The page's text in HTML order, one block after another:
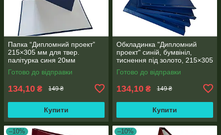
Папка “Дипломний проект”
215×305 мм для твер.
палітурка синя 20мм
корінець (1 шт)
Готово до відправки
134,10 ₴ 149 ₴
Купити
Обкладинка "Дипломний
проект" синій, бумвініл,
тиснення під золото, 215×305
мм, 20 мм корінець (1 шт)
Готово до відправки
134,10 ₴ 149 ₴
Купити
–10% –10%